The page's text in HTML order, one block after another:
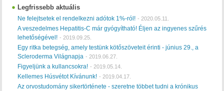
Legfrissebb aktuális
Ne felejtsetek el rendelkezni adótok 1%-ról! - 2020.05.11.
A veszedelmes Hepatitis-C már gyógyítható! Éljen az ingyenes szűrés
lehetőségével! - 2019.09.25.
Egy ritka betegség, amely testünk kötőszöveteit érinti - június 29., a
Scleroderma Világnapja - 2019.06.27.
Figyeljünk a kullancsokra! - 2019.05.14.
Kellemes Húsvétot Kívánunk! - 2019.04.17.
Az orvostudomány sikertörténete - szeretne többet tudni a krónikus